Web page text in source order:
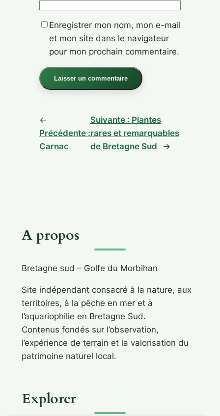
Enregistrer mon nom, mon e-mail
et mon site dans le navigateur
pour mon prochain commentaire.
←
Précédente :
Carnac
Suivante : Plantes
rares et remarquables
de Bretagne Sud
→
A propos
Bretagne sud – Golfe du Morbihan
Site indépendant consacré à la nature, aux
territoires, à la pêche en mer et à
l’aquariophilie en Bretagne Sud.
Contenus fondés sur l’observation,
l’expérience de terrain et la valorisation du
patrimoine naturel local.
Explorer